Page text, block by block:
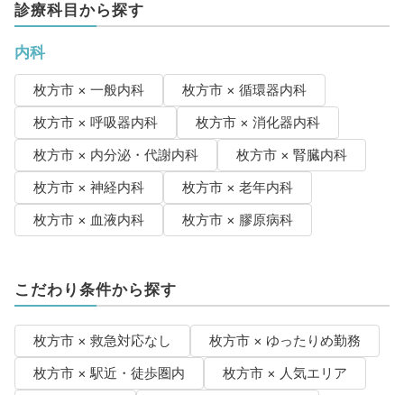
診療科目から探す
内科
枚方市 × 一般内科
枚方市 × 循環器内科
枚方市 × 呼吸器内科
枚方市 × 消化器内科
枚方市 × 内分泌・代謝内科
枚方市 × 腎臓内科
枚方市 × 神経内科
枚方市 × 老年内科
枚方市 × 血液内科
枚方市 × 膠原病科
こだわり条件から探す
枚方市 × 救急対応なし
枚方市 × ゆったりめ勤務
枚方市 × 駅近・徒歩圏内
枚方市 × 人気エリア